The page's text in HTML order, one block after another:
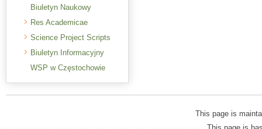
Biuletyn Naukowy
Res Academicae
Science Project Scripts
Biuletyn Informacyjny
WSP w Częstochowie
This page is